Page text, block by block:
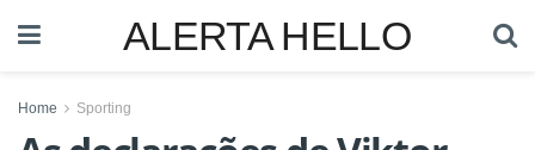
ALERTA HELLO
Home Sporting